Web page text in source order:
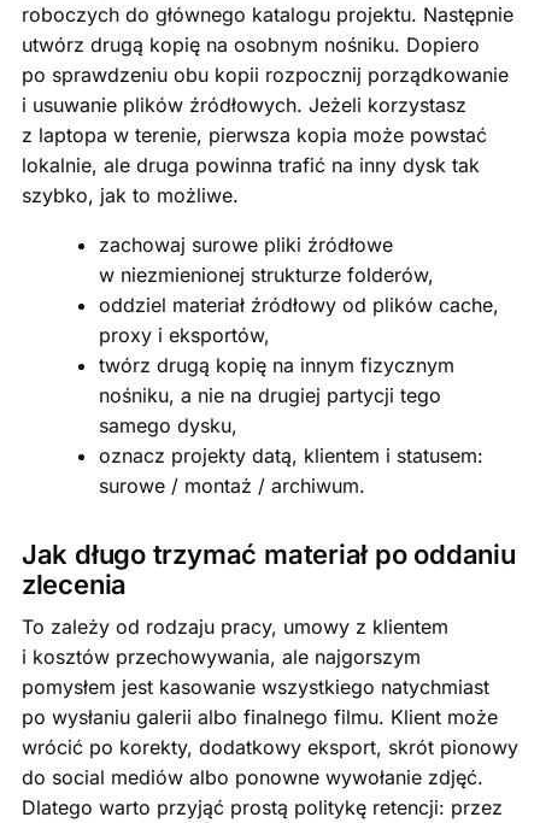
roboczych do głównego katalogu projektu. Następnie
utwórz drugą kopię na osobnym nośniku. Dopiero
po sprawdzeniu obu kopii rozpocznij porządkowanie
i usuwanie plików źródłowych. Jeżeli korzystasz
z laptopa w terenie, pierwsza kopia może powstać
lokalnie, ale druga powinna trafić na inny dysk tak
szybko, jak to możliwe.
zachowaj surowe pliki źródłowe
w niezmienionej strukturze folderów,
oddziel materiał źródłowy od plików cache,
proxy i eksportów,
twórz drugą kopię na innym fizycznym
nośniku, a nie na drugiej partycji tego
samego dysku,
oznacz projekty datą, klientem i statusem:
surowe / montaż / archiwum.
Jak długo trzymać materiał po oddaniu
zlecenia
To zależy od rodzaju pracy, umowy z klientem
i kosztów przechowywania, ale najgorszym
pomysłem jest kasowanie wszystkiego natychmiast
po wysłaniu galerii albo finalnego filmu. Klient może
wrócić po korekty, dodatkowy eksport, skrót pionowy
do social mediów albo ponowne wywołanie zdjęć.
Dlatego warto przyjąć prostą politykę retencji: przez